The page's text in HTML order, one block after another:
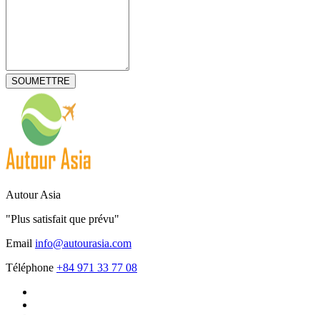
Autour Asia
"Plus satisfait que prévu"
Email info@autourasia.com
Téléphone +84 971 33 77 08